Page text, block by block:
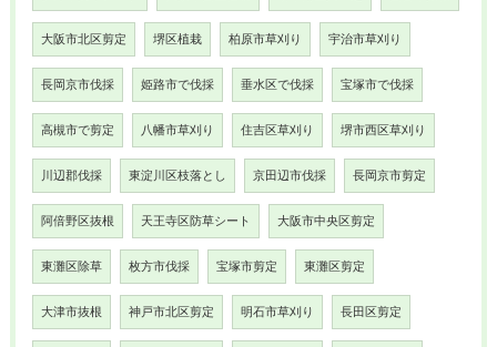
大阪市北区剪定 堺区植栽 柏原市草刈り 宇治市草刈り
長岡京市伐採 姫路市で伐採 垂水区で伐採 宝塚市で伐採
高槻市で剪定 八幡市草刈り 住吉区草刈り 堺市西区草刈り
川辺郡伐採 東淀川区枝落とし 京田辺市伐採 長岡京市剪定
阿倍野区抜根 天王寺区防草シート 大阪市中央区剪定
東灘区除草 枚方市伐採 宝塚市剪定 東灘区剪定
大津市抜根 神戸市北区剪定 明石市草刈り 長田区剪定